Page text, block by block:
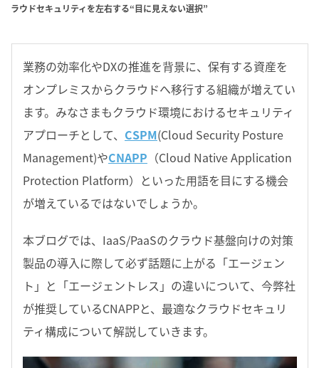
ラウドセキュリティを左右する“目に見えない選択”
業務の効率化やDXの推進を背景に、保有する資産を
オンプレミスからクラウドへ移行する組織が増えてい
ます。みなさまもクラウド環境におけるセキュリティ
アプローチとして、 CSPM(Cloud Security Posture
Management)やCNAPP （Cloud Native Application
Protection Platform）といった用語を目にする機会
が増えているではないでしょうか。
本ブログでは、IaaS/PaaSのクラウド基盤向けの対策
製品の導入に際して必ず話題に上がる「エージェン
ト」と「エージェントレス」の違いについて、今弊社
が推奨しているCNAPPと、最適なクラウドセキュリ
ティ構成について解説していきます。